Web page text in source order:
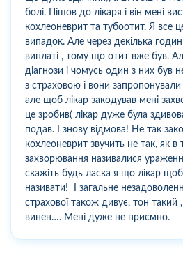
болі. Пішов до лікаря і він мені
кохлеоневрит та тубоотит. Я все
випадок. Але через декілька
виплаті , тому що отит вже був.
діагнози і чомусь один з них був
з страховою і вони
але щоб лікар закодував мені
це зробив( лікар дуже була
подав. І знову відмова! Не так
кохлеоневрит звучить не так, як в
захворювання називалися
скажіть будь ласка я що лікар
називати! І загальне
страхової також дивує, тон такий
винен…. Мені дуже не приємно.